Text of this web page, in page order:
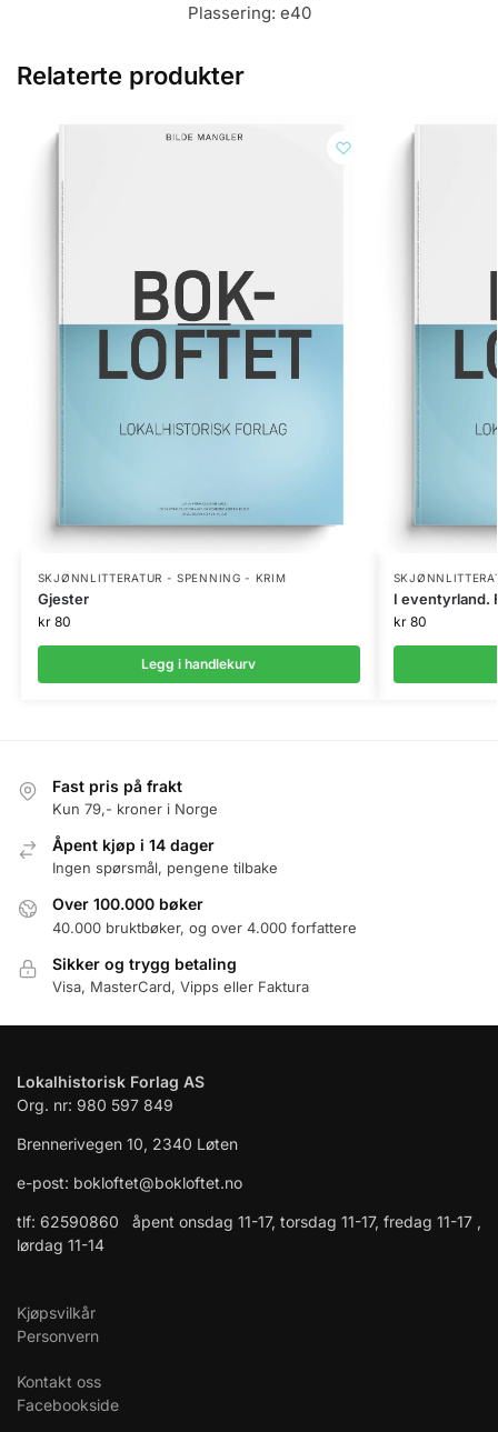
Plassering: e40
Relaterte produkter
SKJØNNLITTERATUR - SPENNING - KRIM
Gjester
kr80
Legg i handlekurv
I eventyrland.
kr80
Fast pris på frakt
Kun 79,- kroner i Norge
Åpent kjøp i 14 dager
Ingen spørsmål, pengene tilbake
Over 100.000 bøker
40.000 bruktbøker, og over 4.000 forfattere
Sikker og trygg betaling
Visa, MasterCard, Vipps eller Faktura
Lokalhistorisk Forlag AS
Org. nr: 980 597 849
Brennerivegen 10, 2340 Løten
e-post: bokloftet@bokloftet.no
tlf: 62590860 åpent onsdag 11-17, torsdag 11-17, fredag 11-17 ,
lørdag 11-14
Kjøpsvilkår
Personvern
Kontakt oss
Facebookside